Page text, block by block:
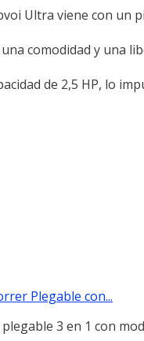
Ultra viene con un
una comodidad y
de 2,5 HP, lo
Plegable con...
plegable 3 en 1 con